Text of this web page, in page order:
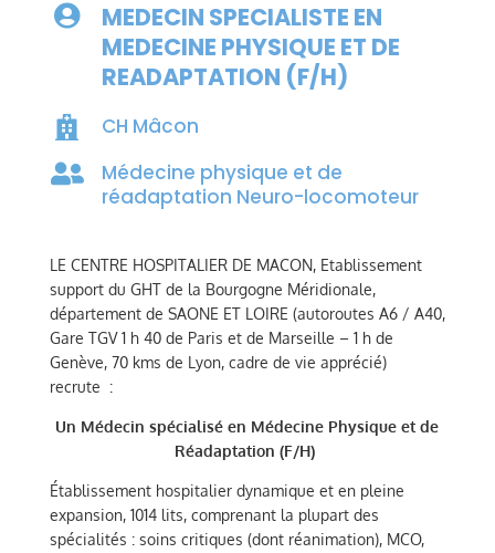

MEDECIN SPECIALISTE EN
MEDECINE PHYSIQUE ET DE
READAPTATION (F/H)

CH Mâcon

Médecine physique et de
réadaptation Neuro-locomoteur
LE CENTRE HOSPITALIER DE MACON, Etablissement
support du GHT de la Bourgogne Méridionale,
département de SAONE ET LOIRE (autoroutes A6 / A40,
Gare TGV 1 h 40 de Paris et de Marseille – 1 h de
Genève, 70 kms de Lyon, cadre de vie apprécié)
recrute :
Un Médecin spécialisé en Médecine Physique et de
Réadaptation (F/H)
Établissement hospitalier dynamique et en pleine
expansion, 1014 lits, comprenant la plupart des
spécialités : soins critiques (dont réanimation), MCO,